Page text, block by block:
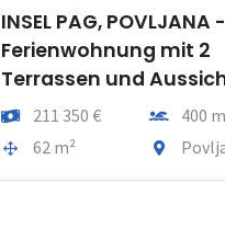
INSEL PAG, POVLJANA -
Ferienwohnung mit 2
Terrassen und
Preis211 350 €
400 m
Gesamtfläche
62 m²